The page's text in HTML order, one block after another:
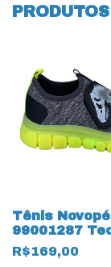
Tênis Novopé
99001287
Mescla 18130
Dinossauro
R$169,00